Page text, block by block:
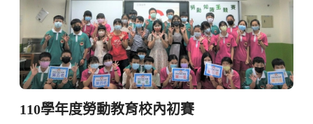
110學年度勞動教育校內初賽